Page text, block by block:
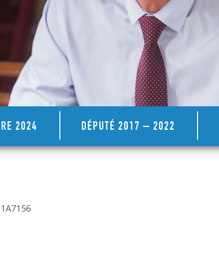
2024 DÉPUTÉ 2017 – 2022